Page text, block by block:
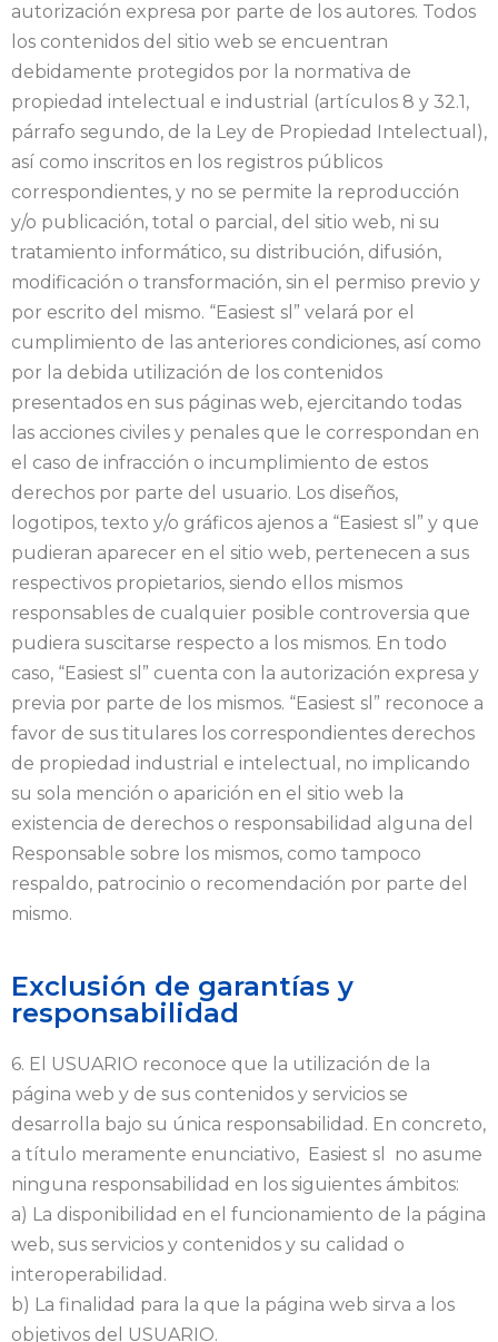
autorización expresa por parte de los autores. Todos
los contenidos del sitio web se encuentran
debidamente protegidos por la normativa de
propiedad intelectual e industrial (artículos 8 y 32.1,
párrafo segundo, de la Ley de Propiedad Intelectual),
así como inscritos en los registros públicos
correspondientes, y no se permite la reproducción
y/o publicación, total o parcial, del sitio web, ni su
tratamiento informático, su distribución, difusión,
modificación o transformación, sin el permiso previo y
por escrito del mismo. “Easiest sl” velará por el
cumplimiento de las anteriores condiciones, así como
por la debida utilización de los contenidos
presentados en sus páginas web, ejercitando todas
las acciones civiles y penales que le correspondan en
el caso de infracción o incumplimiento de estos
derechos por parte del usuario. Los diseños,
logotipos, texto y/o gráficos ajenos a “Easiest sl” y que
pudieran aparecer en el sitio web, pertenecen a sus
respectivos propietarios, siendo ellos mismos
responsables de cualquier posible controversia que
pudiera suscitarse respecto a los mismos. En todo
caso, “Easiest sl” cuenta con la autorización expresa y
previa por parte de los mismos. “Easiest sl” reconoce a
favor de sus titulares los correspondientes derechos
de propiedad industrial e intelectual, no implicando
su sola mención o aparición en el sitio web la
existencia de derechos o responsabilidad alguna del
Responsable sobre los mismos, como tampoco
respaldo, patrocinio o recomendación por parte del
mismo.
Exclusión de garantías y
responsabilidad
6. El USUARIO reconoce que la utilización de la
página web y de sus contenidos y servicios se
desarrolla bajo su única responsabilidad. En concreto,
a título meramente enunciativo, Easiest sl no asume
ninguna responsabilidad en los siguientes ámbitos:
a) La disponibilidad en el funcionamiento de la página
web, sus servicios y contenidos y su calidad o
interoperabilidad.
b) La finalidad para la que la página web sirva a los
objetivos del USUARIO.